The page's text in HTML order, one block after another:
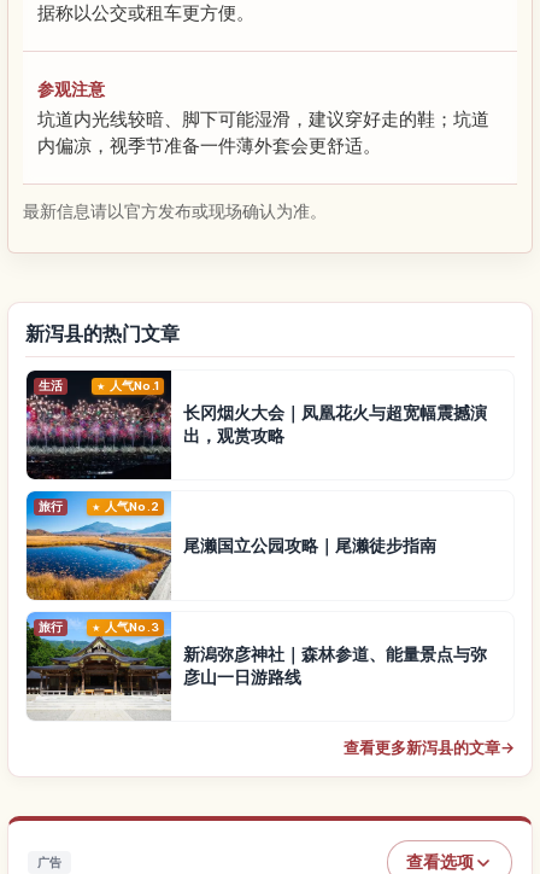
据称以公交或租车更方便。
参观注意
坑道内光线较暗、脚下可能湿滑，建议穿好走的鞋；坑道
内偏凉，视季节准备一件薄外套会更舒适。
最新信息请以官方发布或现场确认为准。
新泻县的热门文章
生活 人气No.1
长冈烟火大会｜凤凰花火与超宽幅震撼演
出，观赏攻略
旅行 人气No.2
尾濑国立公园攻略｜尾濑徒步指南
旅行 人气No.3
新潟弥彦神社｜森林参道、能量景点与弥
彦山一日游路线
查看更多新泻县的文章→
广告 查看选项